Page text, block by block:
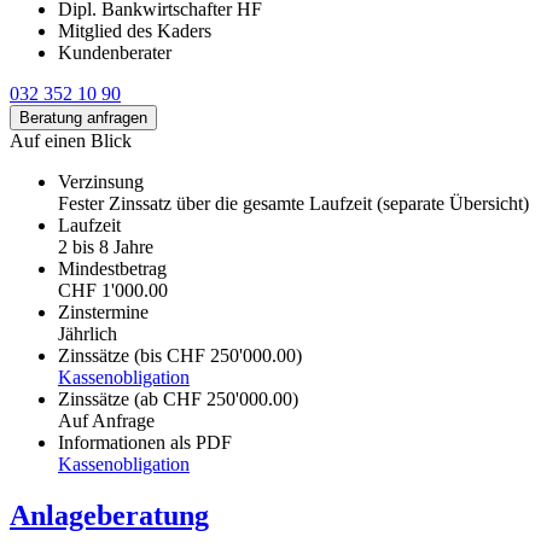
Dipl. Bankwirtschafter HF
Mitglied des Kaders
Kundenberater
032 352 10 90
Beratung anfragen
Auf einen Blick
Verzinsung
Fester Zinssatz über die gesamte Laufzeit (separate Übersicht)
Laufzeit
2 bis 8 Jahre
Mindestbetrag
CHF 1'000.00
Zinstermine
Jährlich
Zinssätze (bis CHF 250'000.00)
Kassenobligation
Zinssätze (ab CHF 250'000.00)
Auf Anfrage
Informationen als PDF
Kassenobligation
Anlageberatung